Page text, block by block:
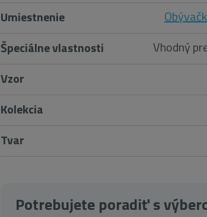
Umiestnenie
Špeciálne vlastnosti
Vhodný
Vzor
Kolekcia
Tvar
Potrebujete poradiť s